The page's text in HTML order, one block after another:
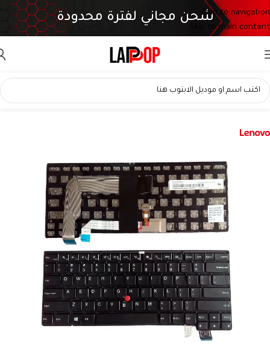
Skip to navigation
Skip to main content
شحن مجاني لفترة محدودة